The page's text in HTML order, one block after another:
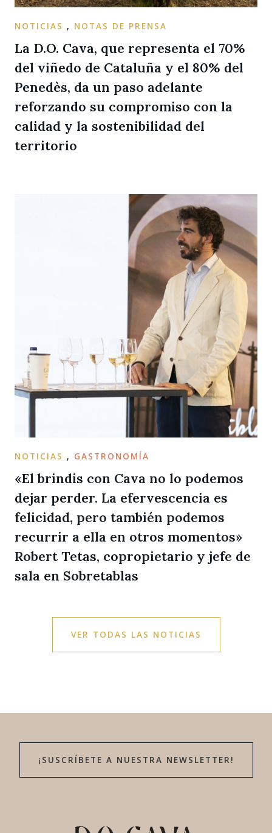
NOTICIAS , NOTAS DE PRENSA
La D.O. Cava, que representa el 70%
del viñedo de Cataluña y el 80% del
Penedès, da un paso adelante
reforzando su compromiso con la
calidad y la sostenibilidad del
territorio
NOTICIAS , GASTRONOMÍA
«El brindis con Cava no lo podemos
dejar perder. La efervescencia es
felicidad, pero también podemos
recurrir a ella en otros momentos»
Robert Tetas, copropietario y jefe de
sala en Sobretablas
VER TODAS LAS NOTICIAS
¡SUSCRÍBETE A NUESTRA NEWSLETTER!